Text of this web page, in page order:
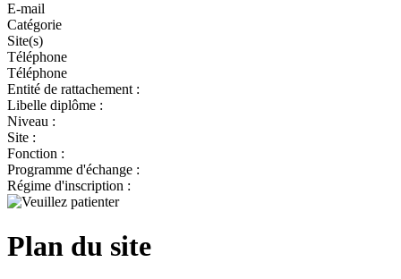
E-mail
Catégorie
Site(s)
Téléphone
Téléphone
Entité de rattachement :
Libelle diplôme :
Niveau :
Site :
Fonction :
Programme d'échange :
Régime d'inscription :
Plan du site